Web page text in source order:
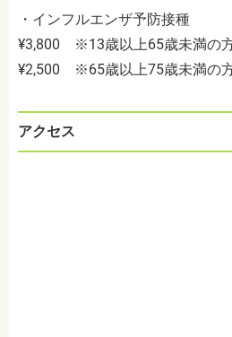
・インフルエンザ予防接種
¥3,800 ※13歳以上65歳未満の
¥2,500 ※65歳以上75歳未満の
アクセス